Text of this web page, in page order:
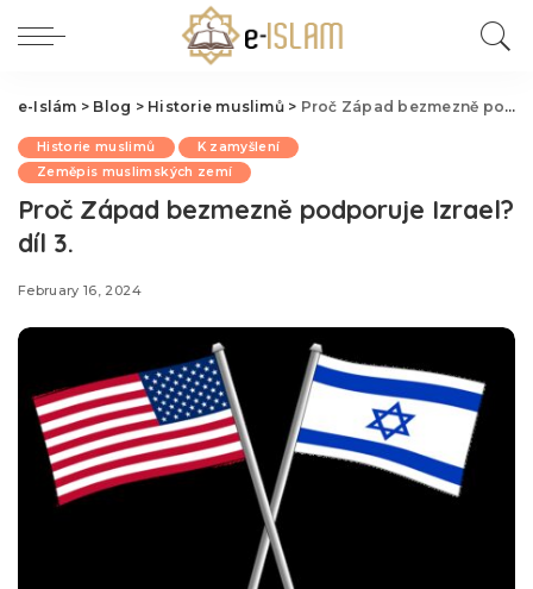
e-Islám > Blog > Historie muslimů> Proč Západ bezmezně podporuje Izrael? díl 3.
Historie muslimů
K zamyšlení
Zeměpis muslimských zemí
Proč Západ bezmezně podporuje Izrael?
díl 3.
February 16, 2024